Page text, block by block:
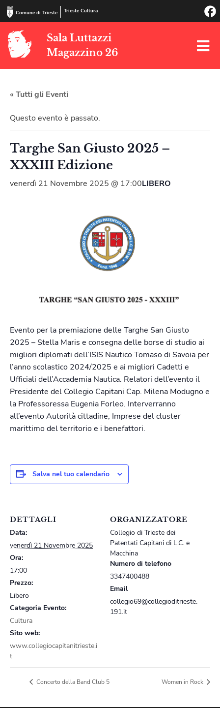
Comune di Trieste Trieste Cultura
Sala Luttazzi
Magazzino 26
« Tutti gli Eventi
Questo evento è passato.
Targhe San Giusto 2025 –
XXXIII Edizione
venerdì 21 Novembre 2025 @ 17:00LIBERO
Evento per la premiazione delle Targhe San Giusto
2025 – Stella Maris e consegna delle borse di studio ai
migliori diplomati dell’ISIS Nautico Tomaso di Savoia per
l’anno scolastico 2024/2025 e ai migliori Cadetti e
Ufficiali dell’Accademia Nautica. Relatori dell’evento il
Presidente del Collegio Capitani Cap. Milena Modugno e
la Professoressa Eugenia Forleo. Interverranno
all’evento Autorità cittadine, Imprese del cluster
marittimo del territorio e i benefattori.
Salva nel tuo calendario
DETTAGLI
Data:
venerdì 21 Novembre 2025
Ora:
17:00
Prezzo:
Libero
Categoria Evento:
Cultura
Sito web:
www.collegiocapitanitrieste.i
t
ORGANIZZATORE
Collegio di Trieste dei
Patentati Capitani di L.C. e
Macchina
Numero di telefono
3347400488
Email
collegio69@collegioditrieste.
191.it
Concerto della Band Club 5 Women in Rock